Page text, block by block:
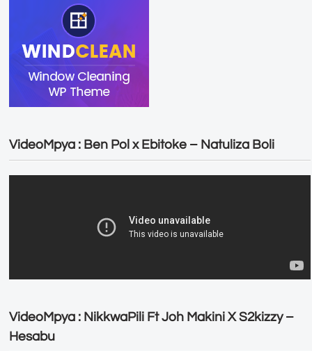
VideoMpya : Ben Pol x Ebitoke – Natuliza Boli
VideoMpya : NikkwaPili Ft Joh Makini X S2kizzy –
Hesabu